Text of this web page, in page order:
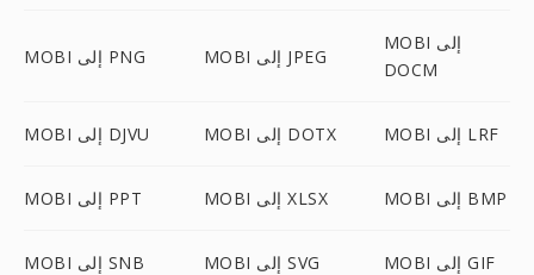
MOBI إلى PNG MOBI إلى JPEG
MOBI إلى
DOCM
MOBI إلى DJVU MOBI إلى DOTX MOBI إلى LRF
MOBI إلى PPT MOBI إلى XLSX MOBI إلى BMP
MOBI إلى SNB MOBI إلى SVG MOBI إلى GIF